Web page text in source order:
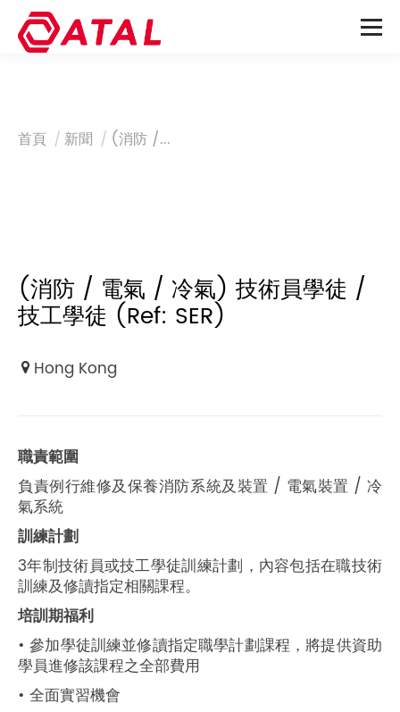
You are here:
首頁 新聞 (消防 /...
(消防 / 電氣 / 冷氣) 技術員學徒 /
技工學徒 (Ref: SER)
Hong Kong
職責範圍
負責例行維修及保養消防系統及裝置 / 電氣裝置 / 冷
氣系統
訓練計劃
3年制技術員或技工學徒訓練計劃，內容包括在職技術
訓練及修讀指定相關課程。
培訓期福利
• 參加學徒訓練並修讀指定職學計劃課程，將提供資助
學員進修該課程之全部費用
• 全面實習機會